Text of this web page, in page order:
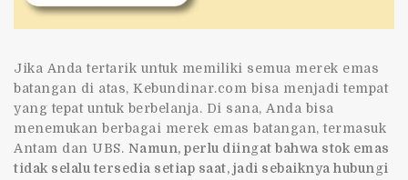
Jika Anda tertarik untuk memiliki semua merek emas
batangan di atas, Kebundinar.com bisa menjadi tempat
yang tepat untuk berbelanja. Di sana, Anda bisa
menemukan berbagai merek emas batangan, termasuk
Antam dan UBS. Namun, perlu diingat bahwa stok emas
tidak selalu tersedia setiap saat, jadi sebaiknya hubungi